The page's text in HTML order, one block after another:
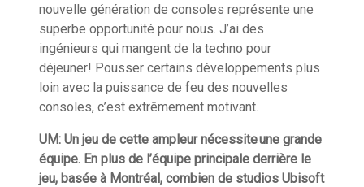
nouvelle génération de consoles représente une
superbe opportunité pour nous. J’ai des
ingénieurs qui mangent de la techno pour
déjeuner! Pousser certains développements plus
loin avec la puissance de feu des nouvelles
consoles, c’est extrêmement motivant.
UM: Un jeu de cette ampleur nécessite une grande
équipe. En plus de l’équipe principale derrière le
jeu, basée à Montréal, combien de studios Ubisoft